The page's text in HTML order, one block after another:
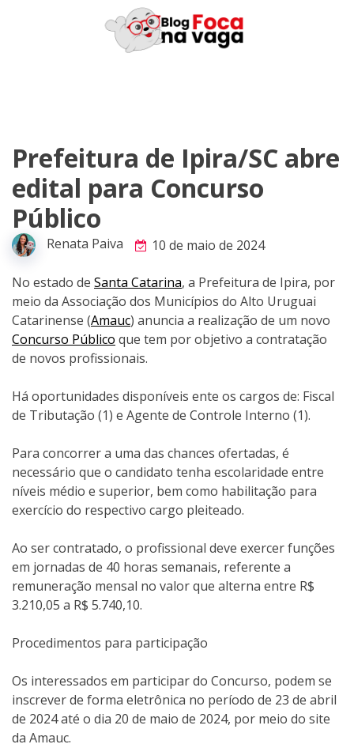
Prefeitura de Ipira/SC abre
edital para Concurso
Público
Renata Paiva 10 de maio de 2024
No estado de Santa Catarina, a Prefeitura de Ipira, por
meio da Associação dos Municípios do Alto Uruguai
Catarinense (Amauc) anuncia a realização de um novo
Concurso Público que tem por objetivo a contratação
de novos profissionais.
Há oportunidades disponíveis ente os cargos de: Fiscal
de Tributação (1) e Agente de Controle Interno (1).
Para concorrer a uma das chances ofertadas, é
necessário que o candidato tenha escolaridade entre
níveis médio e superior, bem como habilitação para
exercício do respectivo cargo pleiteado.
Ao ser contratado, o profissional deve exercer funções
em jornadas de 40 horas semanais, referente a
remuneração mensal no valor que alterna entre R$
3.210,05 a R$ 5.740,10.
Procedimentos para participação
Os interessados em participar do Concurso, podem se
inscrever de forma eletrônica no período de 23 de abril
de 2024 até o dia 20 de maio de 2024, por meio do site
da Amauc.